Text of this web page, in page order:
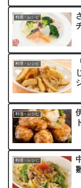
料理・レシピ
料理・レシピ
料理・レシピ
料理・レシピ